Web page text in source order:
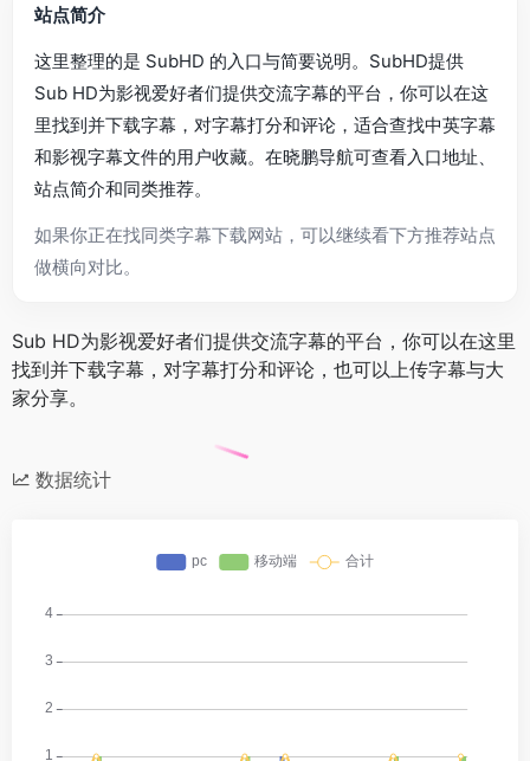
站点简介
这里整理的是 SubHD 的入口与简要说明。SubHD提供
Sub HD为影视爱好者们提供交流字幕的平台，你可以在这
里找到并下载字幕，对字幕打分和评论，适合查找中英字幕
和影视字幕文件的用户收藏。在晓鹏导航可查看入口地址、
站点简介和同类推荐。
如果你正在找同类字幕下载网站，可以继续看下方推荐站点
做横向对比。
Sub HD为影视爱好者们提供交流字幕的平台，你可以在这里
找到并下载字幕，对字幕打分和评论，也可以上传字幕与大
家分享。
数据统计